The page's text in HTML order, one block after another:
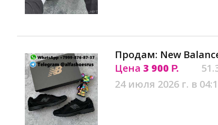
Продам: New
Цена 3 900 Р.
24 июля 2026 г. в